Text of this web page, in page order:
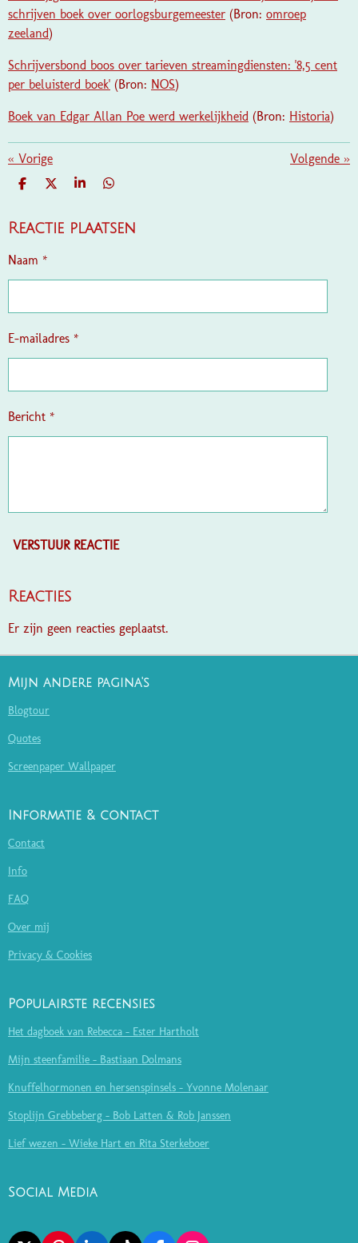
schrijven boek over oorlogsburgemeester (Bron: omroep
zeeland)
Schrijversbond boos over tarieven streamingdiensten: '8,5 cent
per beluisterd boek' (Bron: NOS)
Boek van Edgar Allan Poe werd werkelijkheid (Bron: Historia)
« Vorige Volgende »
D
E
D
L
S
R
D
E
Reactie plaatsen
Naam *
E-mailadres *
Bericht *
VERSTUUR REACTIE
Reacties
Er zijn geen reacties geplaatst.
Mijn andere pagina's
Blogtour
Quotes
Screenpaper Wallpaper
Informatie & contact
Contact
Info
FAQ
Over mij
Privacy & Cookies
Populairste recensies
Het dagboek van Rebecca - Ester Hartholt
Mijn steenfamilie - Bastiaan Dolmans
Knuffelhormonen en hersenspinsels - Yvonne Molenaar
Stoplijn Grebbeberg - Bob Latten & Rob Janssen
Lief wezen - Wieke Hart en Rita Sterkeboer
Social Media